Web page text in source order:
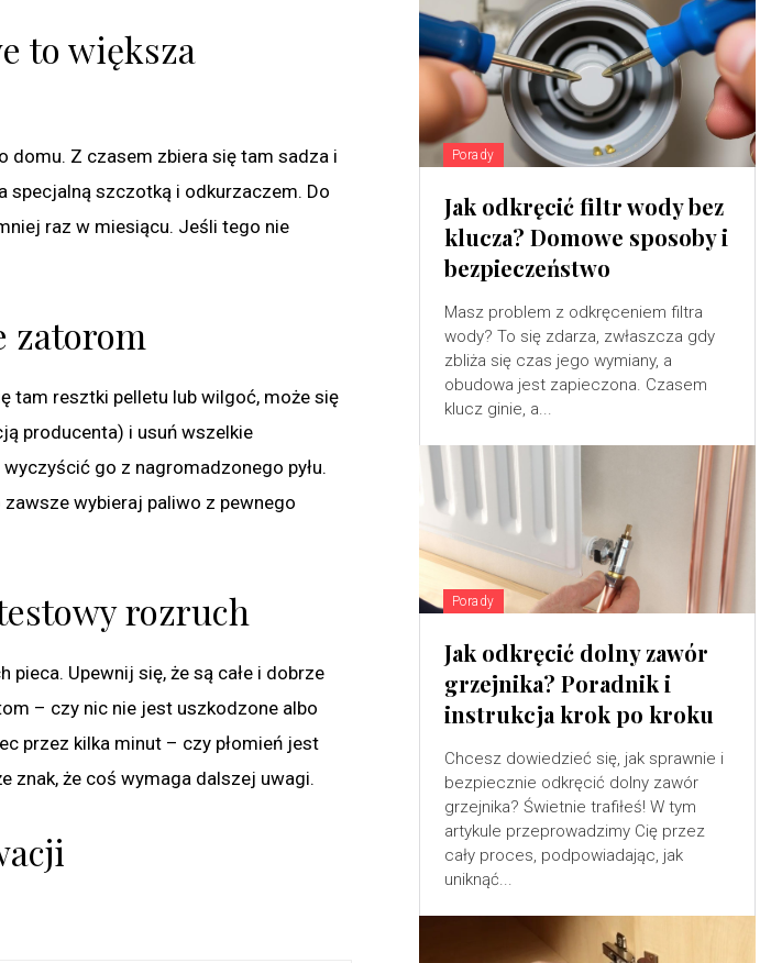
to większa
domu. Z czasem zbiera się tam sadza i
specjalną szczotką i odkurzaczem. Do
raz w miesiącu. Jeśli tego nie
zatorom
tam resztki pelletu lub wilgoć, może się
producenta) i usuń wszelkie
go z nagromadzonego pyłu.
wybieraj paliwo z pewnego
rozruch
Upewnij się, że są całe i dobrze
– czy nic nie jest uszkodzone albo
przez kilka minut – czy płomień jest
znak, że coś wymaga dalszej uwagi.
Porady
Jak odkręcić filtr wody bez
klucza? Domowe sposoby i
bezpieczeństwo
Masz problem z odkręceniem filtra
wody? To się zdarza, zwłaszcza gdy
zbliża się czas jego wymiany, a
obudowa jest zapieczona. Czasem
klucz ginie, a...
Porady
Jak odkręcić dolny zawór
grzejnika? Poradnik i
instrukcja krok po kroku
Chcesz dowiedzieć się, jak sprawnie i
bezpiecznie odkręcić dolny zawór
grzejnika? Świetnie trafiłeś! W tym
artykule przeprowadzimy Cię przez
cały proces, podpowiadając, jak
uniknąć...